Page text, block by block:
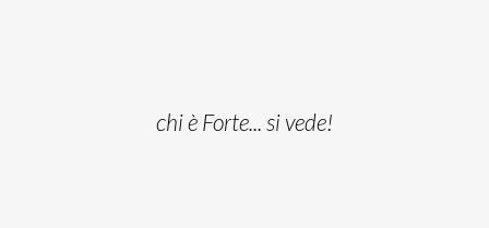
chi è Forte... si vede!